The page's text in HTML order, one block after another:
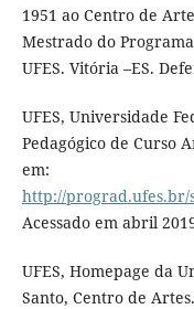
1951 ao Centro de
Mestrado do
UFES. Vitória –ES.
UFES, Universidade
Pedagógico de Curso
em:
http://prograd.ufes.br/
Acessado em abril
UFES, Homepage da
Santo, Centro de